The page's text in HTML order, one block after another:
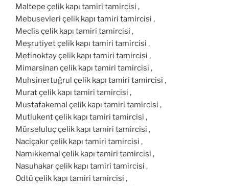
Maltepe çelik kapı tamiri tamircisi ,
Mebusevleri çelik kapı tamiri tamircisi ,
Meclis çelik kapı tamiri tamircisi ,
Meşrutiyet çelik kapı tamiri tamircisi ,
Metinoktay çelik kapı tamiri tamircisi ,
Mimarsinan çelik kapı tamiri tamircisi ,
Muhsinertuğrul çelik kapı tamiri tamircisi ,
Murat çelik kapı tamiri tamircisi ,
Mustafakemal çelik kapı tamiri tamircisi ,
Mutlukent çelik kapı tamiri tamircisi ,
Mürseluluç çelik kapı tamiri tamircisi ,
Naciçakır çelik kapı tamiri tamircisi ,
Namıkkemal çelik kapı tamiri tamircisi ,
Nasuhakar çelik kapı tamiri tamircisi ,
Odtü çelik kapı tamiri tamircisi ,